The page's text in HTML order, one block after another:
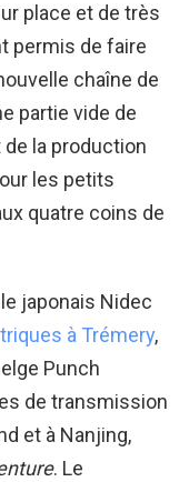
place et de très
permis de faire
chaîne de
partie vide de
de la production
les petits
quatre coins de
japonais Nidec
à Trémery,
Punch
de transmission
et à Nanjing,
. Le